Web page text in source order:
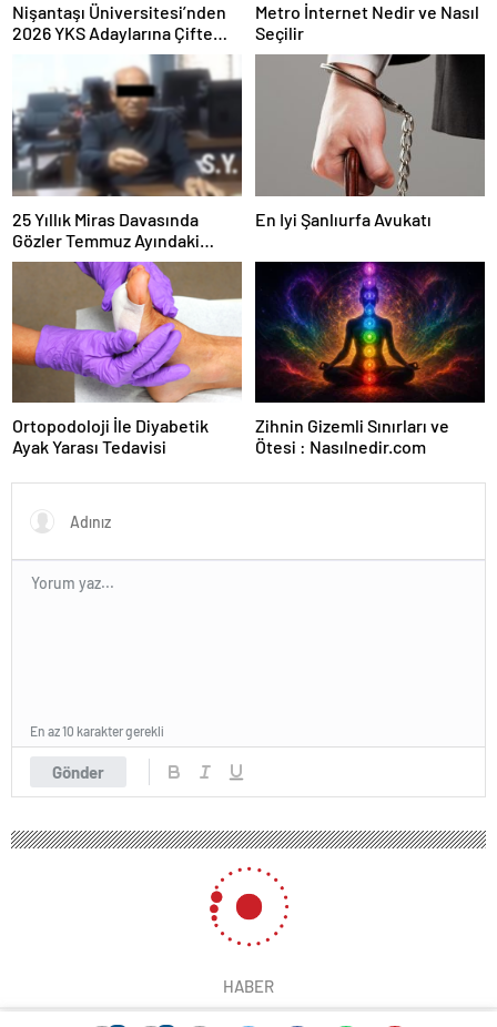
Nişantaşı Üniversitesi’nden
2026 YKS Adaylarına Çifte
Güvence: Sabit Ücret ve
Kesintisiz Burs
Metro İnternet Nedir ve Nasıl
Seçilir
25 Yıllık Miras Davasında
Gözler Temmuz Ayındaki
Karar Duruşmasına Çevrildi
En Iyi Şanlıurfa Avukatı
Ortopodoloji İle Diyabetik
Ayak Yarası Tedavisi
Zihnin Gizemli Sınırları ve
Ötesi : Nasılnedir.com
Gönder
En az 10 karakter gerekli
HABER